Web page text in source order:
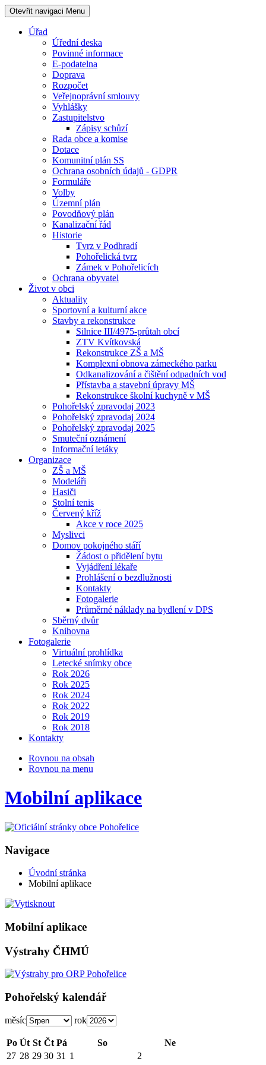
Otevřit navigaci Menu
Úřad
Úřední deska
Povinné informace
E-podatelna
Doprava
Rozpočet
Veřejnoprávní smlouvy
Vyhlášky
Zastupitelstvo
Zápisy schůzí
Rada obce a komise
Dotace
Komunitní plán SS
Ochrana osobních údajů - GDPR
Formuláře
Volby
Územní plán
Povodňový plán
Kanalizační řád
Historie
Tvrz v Podhradí
Pohořelická tvrz
Zámek v Pohořelicích
Ochrana obyvatel
Život v obci
Aktuality
Sportovní a kulturní akce
Stavby a rekonstrukce
Silnice III/4975-průtah obcí
ZTV Kvítkovská
Rekonstrukce ZŠ a MŠ
Komplexní obnova zámeckého parku
Odkanalizování a čištění odpadních vod
Přístavba a stavební úpravy MŠ
Rekonstrukce školní kuchyně v MŠ
Pohořelský zpravodaj 2023
Pohořelský zpravodaj 2024
Pohořelský zpravodaj 2025
Smuteční oznámení
Informační letáky
Organizace
ZŠ a MŠ
Modeláři
Hasiči
Stolní tenis
Červený kříž
Akce v roce 2025
Myslivci
Domov pokojného stáří
Žádost o přidělení bytu
Vyjádření lékaře
Prohlášení o bezdlužnosti
Kontakty
Fotogalerie
Průměrné náklady na bydlení v DPS
Sběrný dvůr
Knihovna
Fotogalerie
Virtuální prohlídka
Letecké snímky obce
Rok 2026
Rok 2025
Rok 2024
Rok 2022
Rok 2019
Rok 2018
Kontakty
Rovnou na obsah
Rovnou na menu
Mobilní aplikace
Navigace
Úvodní stránka
Mobilní aplikace
Mobilní aplikace
Výstrahy ČHMÚ
Pohořelský kalendář
měsíc rok
Po Út St Čt Pá So
Ne
27 28 29 30 31 1
2